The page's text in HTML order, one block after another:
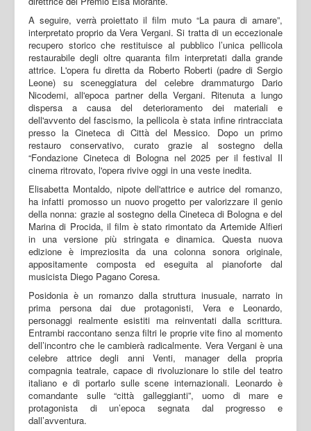
A seguire, verrà proiettato il film muto “La paura di amare”,
interpretato proprio da Vera Vergani. Si tratta di un eccezionale
recupero storico che restituisce al pubblico l’unica pellicola
restaurabile degli oltre quaranta film interpretati dalla grande
attrice. L'opera fu diretta da Roberto Roberti (padre di Sergio
Leone) su sceneggiatura del celebre drammaturgo Dario
Nicodemi, all'epoca partner della Vergani. Ritenuta a lungo
dispersa a causa del deterioramento dei materiali e
dell'avvento del fascismo, la pellicola è stata infine rintracciata
presso la Cineteca di Città del Messico. Dopo un primo
restauro conservativo, curato grazie al sostegno della
“Fondazione Cineteca di Bologna nel 2025 per il festival Il
cinema ritrovato, l'opera rivive oggi in una veste inedita.
Elisabetta Montaldo, nipote dell'attrice e autrice del romanzo,
ha infatti promosso un nuovo progetto per valorizzare il genio
della nonna: grazie al sostegno della Cineteca di Bologna e del
Marina di Procida, il film è stato rimontato da Artemide Alfieri
in una versione più stringata e dinamica. Questa nuova
edizione è impreziosita da una colonna sonora originale,
appositamente composta ed eseguita al pianoforte dal
musicista Diego Pagano Coresa.
Posidonia è un romanzo dalla struttura inusuale, narrato in
prima persona dai due protagonisti, Vera e Leonardo,
personaggi realmente esistiti ma reinventati dalla scrittura.
Entrambi raccontano senza filtri le proprie vite fino al momento
dell’incontro che le cambierà radicalmente. Vera Vergani è una
celebre attrice degli anni Venti, manager della propria
compagnia teatrale, capace di rivoluzionare lo stile del teatro
italiano e di portarlo sulle scene internazionali. Leonardo è
comandante sulle “città galleggianti”, uomo di mare e
protagonista di un’epoca segnata dal progresso e
dall’avventura.